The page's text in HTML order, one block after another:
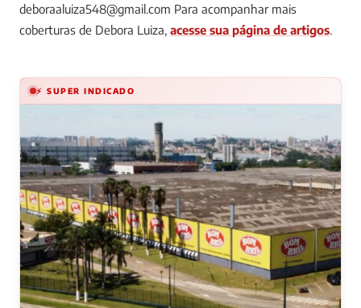
deboraaluiza548@gmail.com Para acompanhar mais
coberturas de Debora Luiza, acesse sua página de artigos.
⚡ SUPER INDICADO